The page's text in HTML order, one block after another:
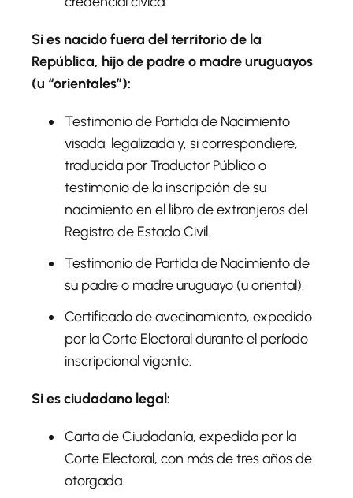
Si es nacido fuera del territorio de la
República, hijo de padre o madre uruguayos
(u “orientales”):
Testimonio de Partida de Nacimiento
visada, legalizada y, si correspondiere,
traducida por Traductor Público o
testimonio de la inscripción de su
nacimiento en el libro de extranjeros del
Registro de Estado Civil.
Testimonio de Partida de Nacimiento de
su padre o madre uruguayo (u oriental).
Certificado de avecinamiento, expedido
por la Corte Electoral durante el período
inscripcional vigente.
Si es ciudadano legal:
Carta de Ciudadanía, expedida por la
Corte Electoral, con más de tres años de
otorgada.